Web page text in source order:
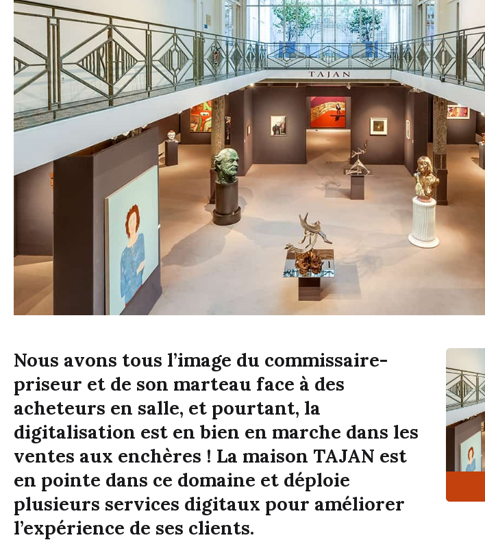
Nous avons tous l’image du commissaire-
priseur et de son marteau face à des
acheteurs en salle, et pourtant, la
digitalisation est en bien en marche dans les
ventes aux enchères ! La maison TAJAN est
en pointe dans ce domaine et déploie
plusieurs services digitaux pour améliorer
l’expérience de ses clients.